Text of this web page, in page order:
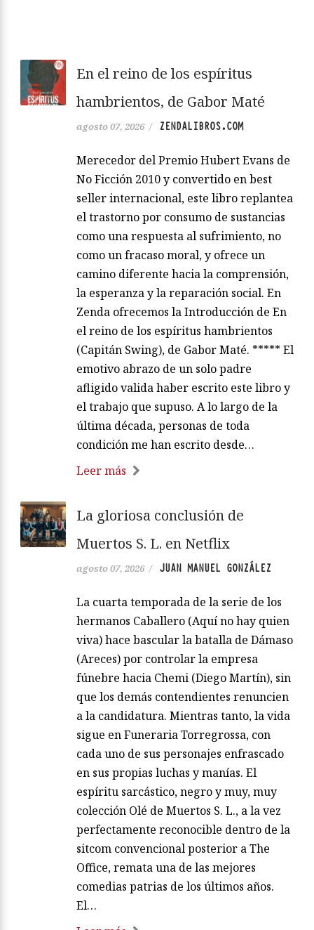
En el reino de los espíritus
hambrientos, de Gabor Maté
agosto 07, 2026 / ZENDALIBROS.COM
Merecedor del Premio Hubert Evans de
No Ficción 2010 y convertido en best
seller internacional, este libro replantea
el trastorno por consumo de sustancias
como una respuesta al sufrimiento, no
como un fracaso moral, y ofrece un
camino diferente hacia la comprensión,
la esperanza y la reparación social. En
Zenda ofrecemos la Introducción de En
el reino de los espíritus hambrientos
(Capitán Swing), de Gabor Maté. ***** El
emotivo abrazo de un solo padre
afligido valida haber escrito este libro y
el trabajo que supuso. A lo largo de la
última década, personas de toda
condición me han escrito desde…
Leer más
La gloriosa conclusión de
Muertos S. L. en Netflix
agosto 07, 2026 / JUAN MANUEL GONZÁLEZ
La cuarta temporada de la serie de los
hermanos Caballero (Aquí no hay quien
viva) hace bascular la batalla de Dámaso
(Areces) por controlar la empresa
fúnebre hacia Chemi (Diego Martín), sin
que los demás contendientes renuncien
a la candidatura. Mientras tanto, la vida
sigue en Funeraria Torregrossa, con
cada uno de sus personajes enfrascado
en sus propias luchas y manías. El
espíritu sarcástico, negro y muy, muy
colección Olé de Muertos S. L., a la vez
perfectamente reconocible dentro de la
sitcom convencional posterior a The
Office, remata una de las mejores
comedias patrias de los últimos años.
El…